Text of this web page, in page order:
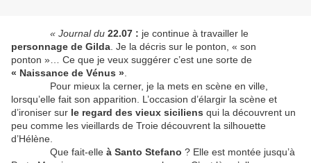
« Journal du 22.07 : je continue à travailler le
personnage de Gilda . Je la décris sur le ponton, « son
ponton »… Ce que je veux suggérer c’est une sorte de
« Naissance de Vénus »
Pour mieux la cerner, je la mets en scène en ville,
lorsqu’elle fait son apparition. L’occasion d’élargir la scène et
d’ironiser sur le regard des vieux siciliens qui la découvrent un
peu comme les vieillards de Troie découvrent la silhouette
d’Hélène.
Que fait-elle à Santo Stefano ? Elle est montée jusqu’à